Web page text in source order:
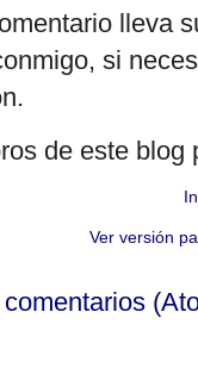
lleva
si
de este
Ver versión